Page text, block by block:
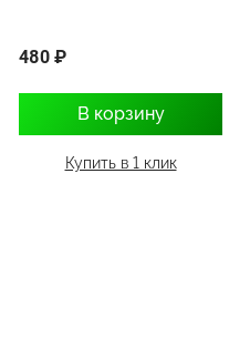
480 ₽
В корзину
Купить в 1 клик